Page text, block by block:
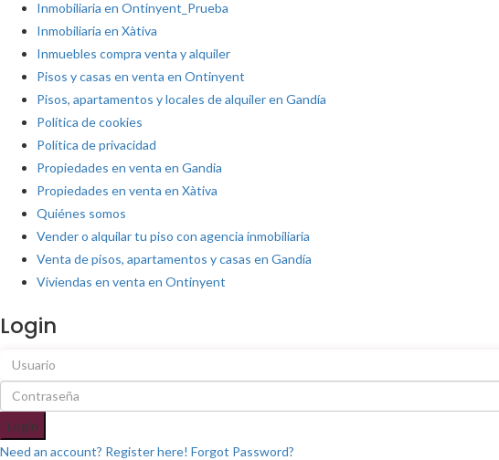
Inmobiliaria en Ontinyent_Prueba
Inmobiliaria en Xàtiva
Inmuebles compra venta y alquiler
Pisos y casas en venta en Ontinyent
Pisos, apartamentos y locales de alquiler en Gandía
Política de cookies
Política de privacidad
Propiedades en venta en Gandia
Propiedades en venta en Xàtiva
Quiénes somos
Vender o alquilar tu piso con agencia inmobiliaria
Venta de pisos, apartamentos y casas en Gandía
Viviendas en venta en Ontinyent
Login
Login
Need an account? Register here! Forgot Password?